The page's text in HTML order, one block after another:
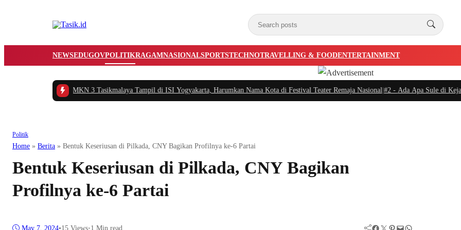
NEWSEDUGOVPOLITIKRAGAMNASIONALSPORTSTECHNOTRAVELLING & FOODENTERTAINMENT
Teater Gawe SMKN 3 Tasikmalaya Tampil di ISI Yogyakarta, Harumkan Nama Kota di Festival Teater Remaja Nasional|#2 - Ada Apa Sule di
Politik
Home » Berita » Bentuk Keseriusan di Pilkada, CNY Bagikan Profilnya ke-6 Partai
Bentuk Keseriusan di Pilkada, CNY Bagikan
Profilnya ke-6 Partai
May 7, 2024•15 Views•1 Min read Facebook Twitter Pinterest Mail WhatsApp